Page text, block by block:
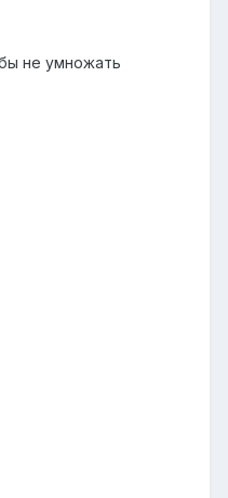
не умножать